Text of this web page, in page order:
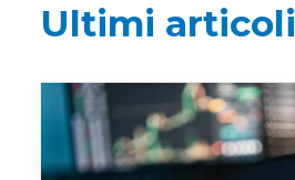
Ultimi articoli